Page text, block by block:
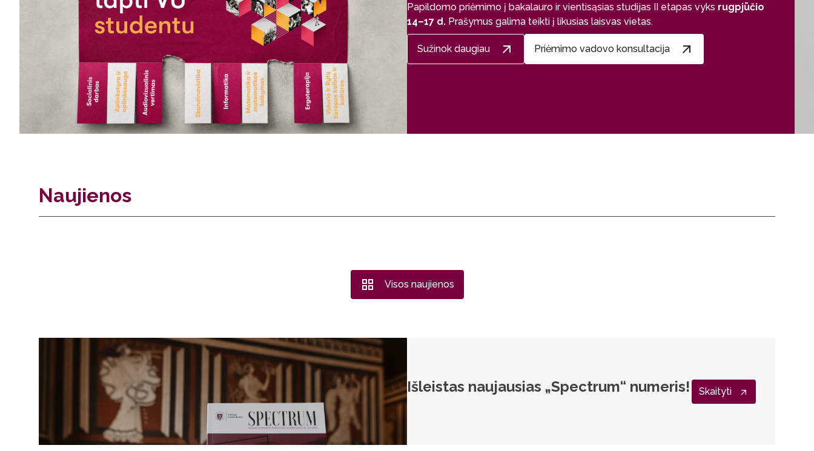
Papildomo priėmimo į bakalauro ir vientisąsias studijas II etapas vyks rugpjūčio
14–17 d. Prašymus galima teikti į likusias laisvas vietas.
Sužinok daugiau Priėmimo vadovo konsultacija
Naujienos
Visos naujienos
Išleistas naujausias „Spectrum“ numeris! Skaityti